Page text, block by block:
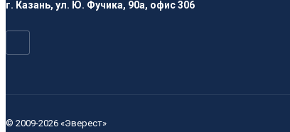
г. Казань, ул. Ю. Фучика, 90а, офис 306
© 2009-2026 «Эверест»